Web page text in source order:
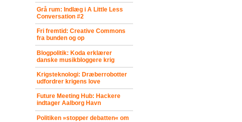
Grå rum: Indlæg i A Little Less
Conversation #2
Fri fremtid: Creative Commons
fra bunden og op
Blogpolitik: Koda erklærer
danske musikbloggere krig
Krigsteknologi: Dræberrobotter
udfordrer krigens love
Future Meeting Hub: Hackere
indtager Aalborg Havn
Politiken »stopper debatten« om